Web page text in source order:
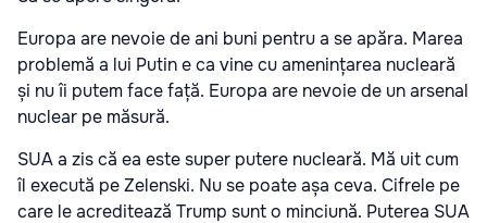
Europa are nevoie de ani buni pentru a se apăra. Marea
problemă a lui Putin e ca vine cu amenințarea nucleară
și nu îi putem face față. Europa are nevoie de un arsenal
nuclear pe măsură.
SUA a zis că ea este super putere nucleară. Mă uit cum
îl execută pe Zelenski. Nu se poate așa ceva. Cifrele pe
care le acreditează Trump sunt o minciună. Puterea SUA